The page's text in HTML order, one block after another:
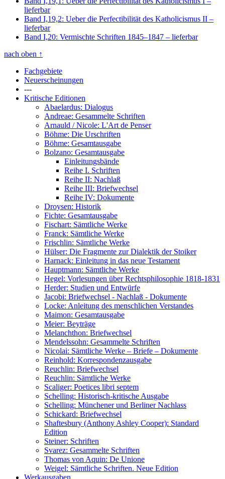
lieferbar
Band I,19,2: Ueber die Perfectibilität des Katholicismus II –
lieferbar
Band I,20: Vermischte Schriften 1845–1847 – lieferbar
nach oben ↑
Fachgebiete
Neuerscheinungen
---
Kritische Editionen
Abaelardus: Dialogus
Andreae: Gesammelte Schriften
Arnauld / Nicole: L'Art de Penser
Böhme: Die Urschriften
Böhme: Gesamtausgabe
Bolzano: Gesamtausgabe
Einleitungsbände
Reihe I. Schriften
Reihe II: Nachlaß
Reihe III: Briefwechsel
Reihe IV: Dokumente
Droysen: Historik
Fichte: Gesamtausgabe
Fischart: Sämtliche Werke
Franck: Sämtliche Werke
Frischlin: Sämtliche Werke
Hülser: Die Fragmente zur Dialektik der Stoiker
Harnack: Einleitung in das neue Testament
Hauptmann: Sämtliche Werke
Hegel: Vorlesungen über Rechtsphilosophie 1818-1831
Herder: Studien und Entwürfe
Jacobi: Briefwechsel - Nachlaß - Dokumente
Locke: Anleitung des menschlichen Verstandes
Maimon: Gesamtausgabe
Meier: Beyträge
Melanchthon: Briefwechsel
Mendelssohn: Gesammelte Schriften
Nicolai: Sämtliche Werke – Briefe – Dokumente
Reinhold: Korrespondenzausgabe
Reuchlin: Briefwechsel
Reuchlin: Sämtliche Werke
Scaliger: Poetices libri septem
Schelling: Historisch-kritische Ausgabe
Schelling: Münchener und Berliner Nachlass
Schickard: Briefwechsel
Shaftesbury (Anthony Ashley Cooper): Standard
Edition
Steiner: Schriften
Svarez: Gesammelte Schriften
Thomas von Aquin: De Unione
Weigel: Sämtliche Schriften. Neue Edition
Werkausgaben